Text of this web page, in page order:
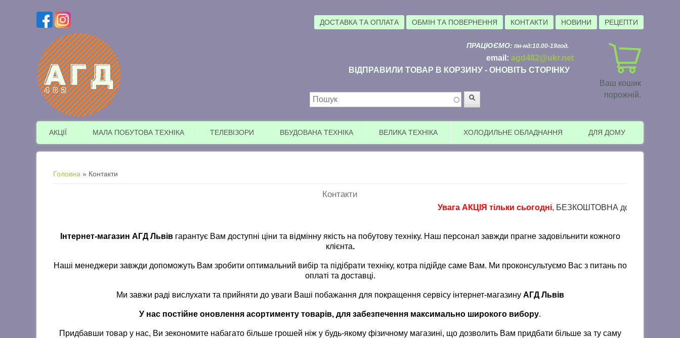
ДОСТАВКА ТА ОПЛАТА ОБМІН ТА ПОВЕРНЕННЯ КОНТАКТИ НОВИНИ РЕЦЕПТИ
Ваш кошик
порожній.
ПРАЦЮЄМО: пн-нд:10.00-19год.
email: agd482@ukr.net
ВІДПРАВИЛИ ТОВАР В КОРЗИНУ - ОНОВІТЬ СТОРІНКУ
Пошукова форма
АКЦІЇ МАЛА ПОБУТОВА ТЕХНІКА ТЕЛЕВІЗОРИ ВБУДОВАНА ТЕХНІКА ВЕЛИКА ТЕХНІКА ХОЛОДИЛЬНЕ ОБЛАДНАННЯ ДЛЯ ДОМУ
Ви є тут
Головна » Контакти
Контакти
Увага АКЦІЯ тільки сьогодні, БЕЗКОШТОВНА доставка в пункти
Інтернет-магазин АГД Львівгарантує Вам доступні ціни та відмінну якість на побутову техніку. Наш персонал завжди прагне задовільнити кожного
клієнта.
Наші менеджери завжди допоможуть Вам зробити оптимальний вибір та підібрати техніку, котра підійде саме Вам. Ми проконсультуємо Вас з питань по
оплаті та доставці.
Ми завжи раді вислухати та прийняти до уваги Ваші побажання для покращення сервісу інтернет-магазину АГД Львів
У нас постійне оновлення асортименту товарів, для забезпечення максимально широкого вибору.
Придбавши товар у нас, Ви зекономите набагато більше грошей ніж у будь-якому фізичному магазині, що дозволить Вам придбати більше за ту саму